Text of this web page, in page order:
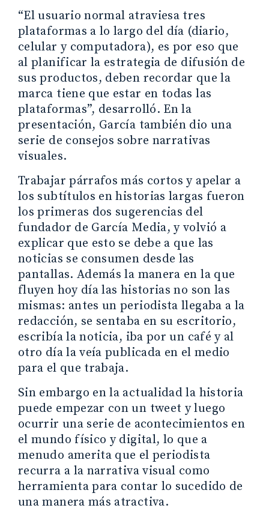
“El usuario normal atraviesa tres
plataformas a lo largo del día (diario,
celular y computadora), es por eso que
al planificar la estrategia de difusión de
sus productos, deben recordar que la
marca tiene que estar en todas las
plataformas”, desarrolló. En la
presentación, García también dio una
serie de consejos sobre narrativas
visuales.
Trabajar párrafos más cortos y apelar a
los subtítulos en historias largas fueron
los primeras dos sugerencias del
fundador de García Media, y volvió a
explicar que esto se debe a que las
noticias se consumen desde las
pantallas. Además la manera en la que
fluyen hoy día las historias no son las
mismas: antes un periodista llegaba a la
redacción, se sentaba en su escritorio,
escribía la noticia, iba por un café y al
otro día la veía publicada en el medio
para el que trabaja.
Sin embargo en la actualidad la historia
puede empezar con un tweet y luego
ocurrir una serie de acontecimientos en
el mundo físico y digital, lo que a
menudo amerita que el periodista
recurra a la narrativa visual como
herramienta para contar lo sucedido de
una manera más atractiva.